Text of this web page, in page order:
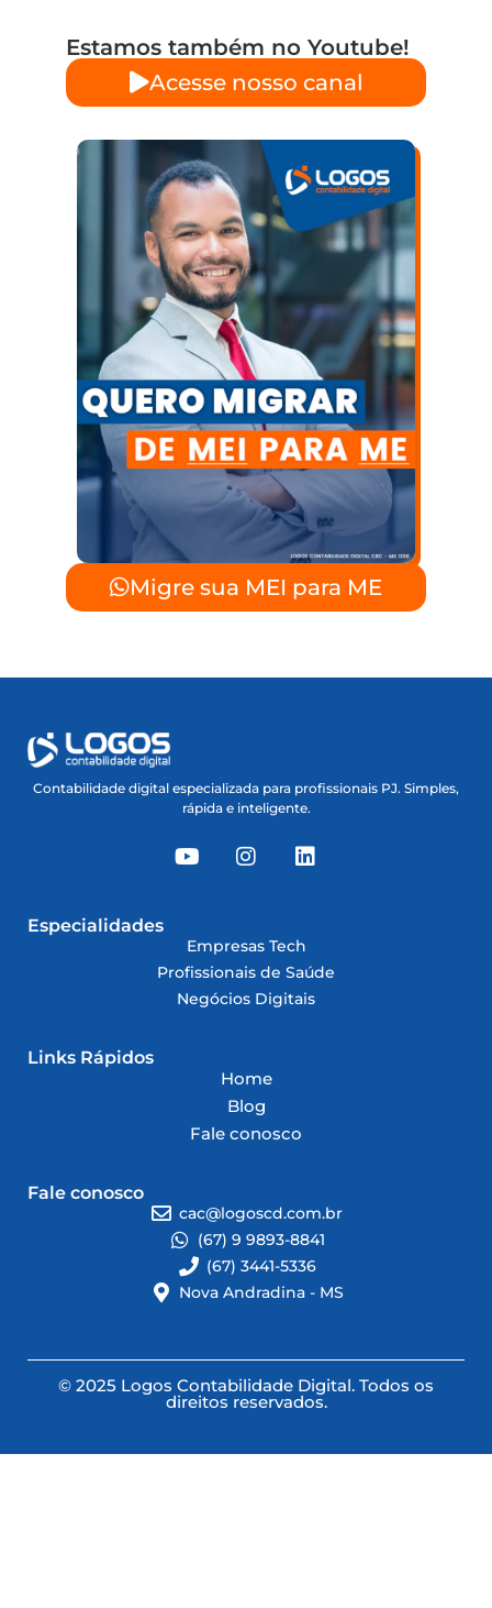
Estamos também no Youtube!
Acesse nosso canal
Migre sua MEI para ME
Contabilidade digital especializada para profissionais PJ. Simples,
rápida e inteligente.
Especialidades
Empresas Tech
Profissionais de Saúde
Negócios Digitais
Links Rápidos
Home
Blog
Fale conosco
Fale conosco
cac@logoscd.com.br
(67) 9 9893-8841
(67) 3441-5336
Nova Andradina - MS
© 2025 Logos Contabilidade Digital. Todos os
direitos reservados.